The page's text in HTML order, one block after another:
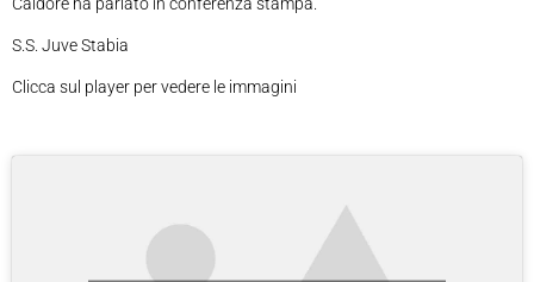
S.S. Juve Stabia
Clicca sul player per vedere le immagini